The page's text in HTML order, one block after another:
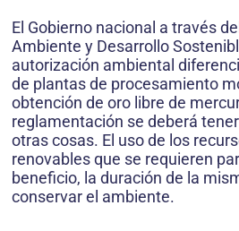
El Gobierno nacional a través
Ambiente y Desarrollo
autorización ambiental
de plantas de procesamiento
obtención de oro libre de
reglamentación se deberá
otras cosas. El uso de los
renovables que se requieren
beneficio, la duración de la
conservar el ambiente.